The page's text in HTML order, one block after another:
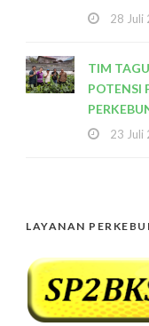
28 Juli
TIM
POTENSI
23 Juli
LAYANAN